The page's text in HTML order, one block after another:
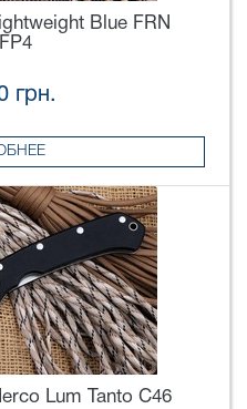
Blue FRN
грн.
Lum Tanto C46